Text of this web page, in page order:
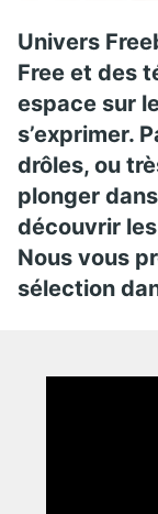
Univers
Free et des
espace sur
s’exprimer.
drôles, ou
plonger
découvrir
Nous vous
sélection